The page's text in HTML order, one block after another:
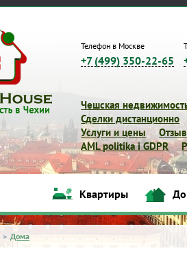
Телефон в Москве
+7 (499) 350-22-65
Чешская
Сделки дистанционно
Услуги и цены
AML politika i GDPR
Квартиры
> Дома